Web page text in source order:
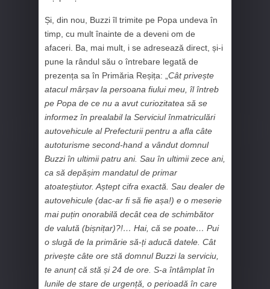
Și, din nou, Buzzi îl trimite pe Popa undeva în
timp, cu mult înainte de a deveni om de
afaceri. Ba, mai mult, i se adresează direct, și-i
pune la rândul său o întrebare legată de
prezența sa în Primăria Reșița: „ Cât privește
atacul mârșav la persoana fiului meu, îl întreb
pe Popa de ce nu a avut curiozitatea să se
informez în prealabil la Serviciul înmatriculări
autovehicule al Prefecturii pentru a afla câte
autoturisme second-hand a vândut domnul
Buzzi în ultimii patru ani. Sau în ultimii zece ani,
ca să depășim mandatul de primar
atoateștiutor. Aștept cifra exactă. Sau dealer de
autovehicule (dac-ar fi să fie așa!) e o meserie
mai puțin onorabilă decât cea de schimbător
de valută (bișnițar)?!… Hai, că se poate… Pui
o slugă de la primărie să-ți aducă datele. Cât
privește câte ore stă domnul Buzzi la serviciu,
te anunț că stă și 24 de ore. S-a întâmplat în
lunile de stare de urgență, o perioadă în care